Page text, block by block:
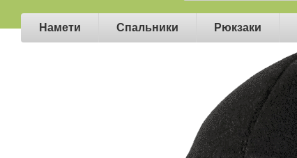
Намети Спальники Рюкзаки